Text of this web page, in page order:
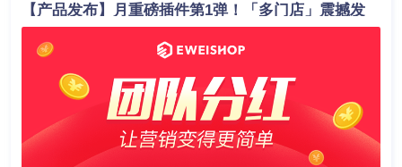
【产品发布】月重磅插件第1弹！「多门店」震撼发
布，助力商家业绩轻松翻倍！